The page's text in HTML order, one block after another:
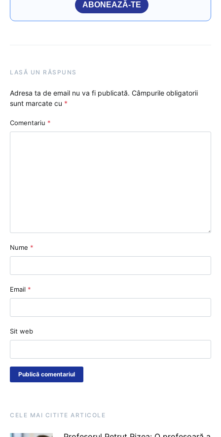
ABONEAZĂ-TE
LASĂ UN RĂSPUNS
Adresa ta de email nu va fi publicată. Câmpurile obligatorii
sunt marcate cu *
Comentariu *
Nume *
Email *
Sit web
CELE MAI CITITE ARTICOLE